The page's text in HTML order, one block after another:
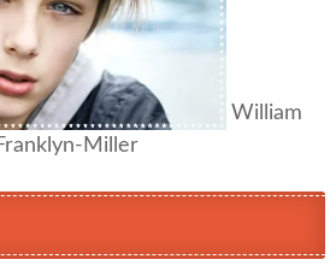
William
Miller